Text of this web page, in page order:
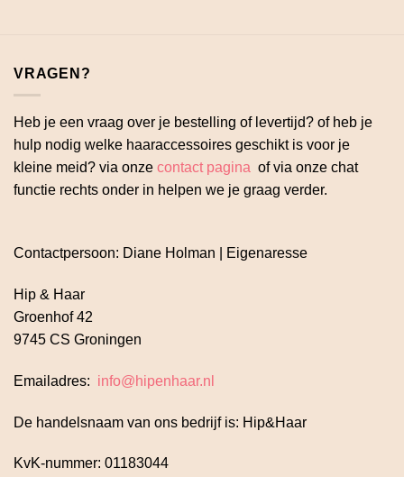
VRAGEN?
Heb je een vraag over je bestelling of levertijd? of heb je
hulp nodig welke haaraccessoires geschikt is voor je
kleine meid? via onze contact pagina of via onze chat
functie rechts onder in helpen we je graag verder.
Contactpersoon: Diane Holman | Eigenaresse
Hip & Haar
Groenhof 42
9745 CS Groningen
Emailadres: info@hipenhaar.nl
De handelsnaam van ons bedrijf is: Hip&Haar
KvK-nummer: 01183044